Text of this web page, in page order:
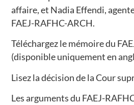
affaire, et Nadia Effendi,
FAEJ-RAFHC-ARCH.
Téléchargez le mémoire du
(disponible uniquement en
Lisez la décision de la Cour
Les arguments du FAEJ-